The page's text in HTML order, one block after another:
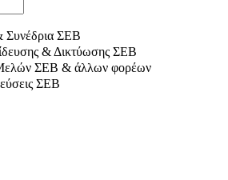
Συνέδρια ΣΕΒ
& Δικτύωσης ΣΕΒ
ΣΕΒ & άλλων φορέων
ΣΕΒ